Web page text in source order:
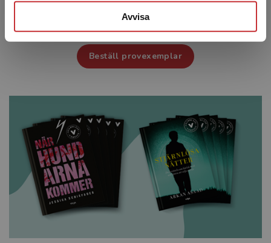
Avvisa
och utvärdera hur produkten passar in i din
Beställ provexemplar